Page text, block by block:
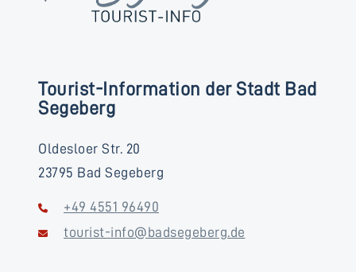
Tourist-Information der Stadt Bad
Segeberg
Oldesloer Str. 20
23795 Bad Segeberg
+49 4551 96490
tourist-info@badsegeberg.de